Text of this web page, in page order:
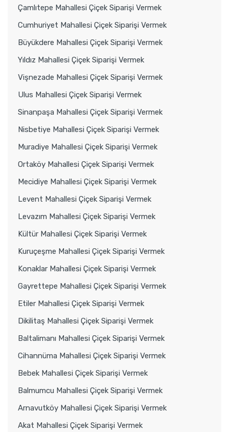
Çamlıtepe Mahallesi Çiçek Siparişi Vermek
Cumhuriyet Mahallesi Çiçek Siparişi Vermek
Büyükdere Mahallesi Çiçek Siparişi Vermek
Yıldız Mahallesi Çiçek Siparişi Vermek
Vişnezade Mahallesi Çiçek Siparişi Vermek
Ulus Mahallesi Çiçek Siparişi Vermek
Sinanpaşa Mahallesi Çiçek Siparişi Vermek
Nisbetiye Mahallesi Çiçek Siparişi Vermek
Muradiye Mahallesi Çiçek Siparişi Vermek
Ortaköy Mahallesi Çiçek Siparişi Vermek
Mecidiye Mahallesi Çiçek Siparişi Vermek
Levent Mahallesi Çiçek Siparişi Vermek
Levazım Mahallesi Çiçek Siparişi Vermek
Kültür Mahallesi Çiçek Siparişi Vermek
Kuruçeşme Mahallesi Çiçek Siparişi Vermek
Konaklar Mahallesi Çiçek Siparişi Vermek
Gayrettepe Mahallesi Çiçek Siparişi Vermek
Etiler Mahallesi Çiçek Siparişi Vermek
Dikilitaş Mahallesi Çiçek Siparişi Vermek
Baltalimanı Mahallesi Çiçek Siparişi Vermek
Cihannüma Mahallesi Çiçek Siparişi Vermek
Bebek Mahallesi Çiçek Siparişi Vermek
Balmumcu Mahallesi Çiçek Siparişi Vermek
Arnavutköy Mahallesi Çiçek Siparişi Vermek
Akat Mahallesi Çiçek Siparişi Vermek